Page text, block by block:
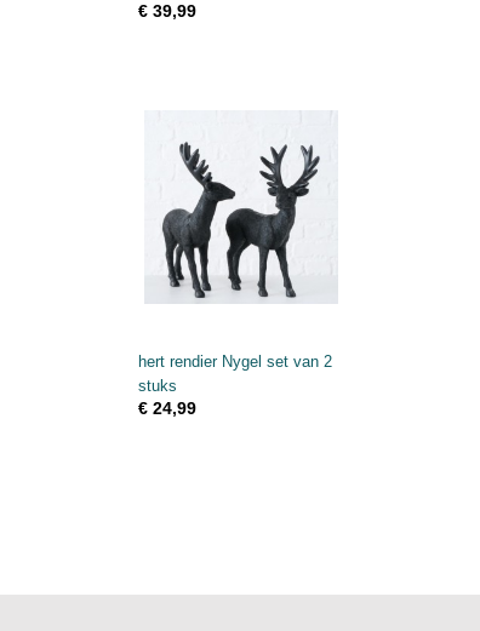
€ 39,99
hert rendier Nygel set van 2
stuks
€ 24,99